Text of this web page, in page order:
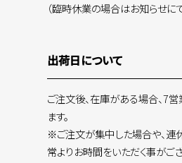
（臨時休業の場合はお知らせに
出荷日について
ご注文後、在庫がある場合、7
ます。
※ご注文が集中した場合や、連
常よりお時間をいただく事がご